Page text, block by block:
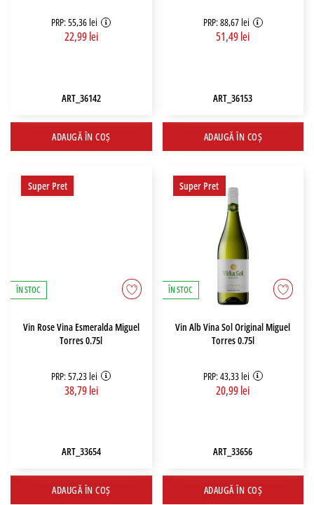
PRP: 55,36 lei
22,99 lei
ART_36142
ADAUGĂ ÎN COȘ
PRP: 88,67 lei
51,49 lei
ART_36153
ADAUGĂ ÎN COȘ
Super Pret
ÎN STOC
Vin Rose Vina Esmeralda Miguel
Torres 0.75l
PRP: 57,23 lei
38,79 lei
ART_33654
ADAUGĂ ÎN COȘ
Super Pret
ÎN STOC
Vin Alb Vina Sol Original Miguel
Torres 0.75l
PRP: 43,33 lei
20,99 lei
ART_33656
ADAUGĂ ÎN COȘ